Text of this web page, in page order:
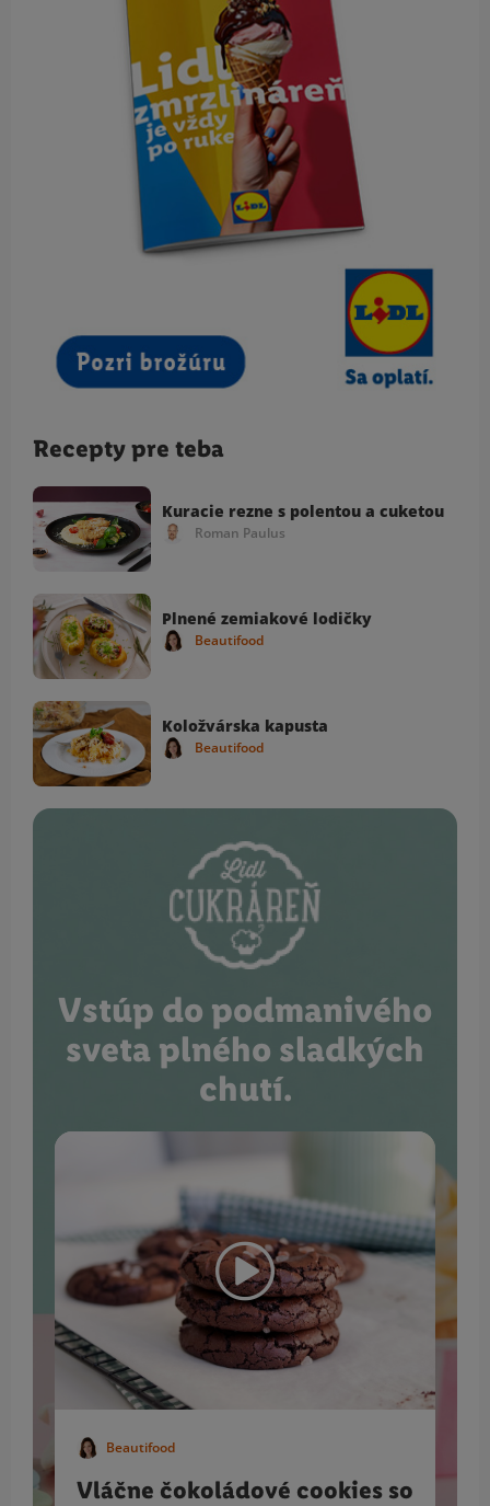
Recepty pre teba
Kuracie rezne s polentou a cuketou
Roman Paulus
Plnené zemiakové lodičky
Beautifood
Koložvárska kapusta
Beautifood
Vstúp do podmanivého
sveta plného sladkých
chutí.
Beautifood
Vláčne čokoládové cookies so